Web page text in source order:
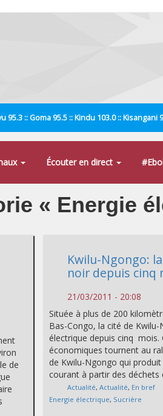
95.3 :: Goma 95.5 :: Kindu 103.0 ::
Écouter en direct
« Energie
de
Kwilu-Ngongo:
noir depuis cinq
21/03/2011 - 20:08
Située à plus de 200
Bas-Congo, la cité de
électrique depuis cinq mois.
économiques tournent au
de Kwilu-Ngongo qui
courant à partir des déchets
Actualité,Actualité, En bref
Energie électrique, Sucrière